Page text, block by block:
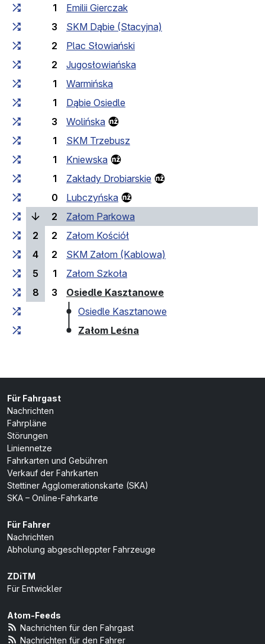
1
Emilii Gierczak
3
SKM Dąbie (Stacyjna)
2
Plac Słowiański
2
Jugosłowiańska
1
Warmińska
1
Dąbie Osiedle
3
Wolińska
1
SKM Trzebusz
1
Kniewska
1
Zakłady Drobiarskie
0
Lubczyńska
2
Załom Parkowa
2
2
Załom Kościół
4
2
SKM Załom (Kablowa)
5
1
Załom Szkoła
8
3 Osiedle Kasztanowe(Endhaltestelle)
Osiedle Kasztanowe
Załom Leśna
Für Fahrgast
Nachrichten
Fahrpläne
Störungen
Liniennetze
Fahrkarten und Gebühren
Verkauf der Fahrkarten
Stettiner Agglomerationskarte (SKA)
SKA – Online-Fahrkarte
Für Fahrer
Nachrichten
Abholung abgeschleppter Fahrzeuge
ZDiTM
Für Entwickler
Atom-Feeds
Nachrichten für den Fahrgast
Nachrichten für den Fahrer